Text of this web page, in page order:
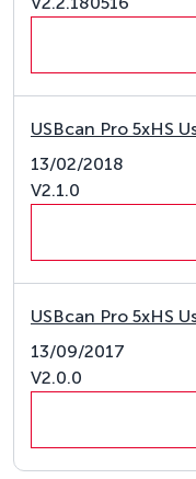
USBcan Pro 5xHS
13/02/2018
V2.1.0
USBcan Pro 5xHS
13/09/2017
V2.0.0